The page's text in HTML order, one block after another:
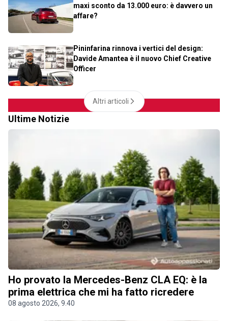
maxi sconto da 13.000 euro: è davvero un
affare?
Pininfarina rinnova i vertici del design:
Davide Amantea è il nuovo Chief Creative
Officer
Altri articoli
Ultime Notizie
Ho provato la Mercedes-Benz CLA EQ: è la
prima elettrica che mi ha fatto ricredere
08 agosto 2026, 9.40